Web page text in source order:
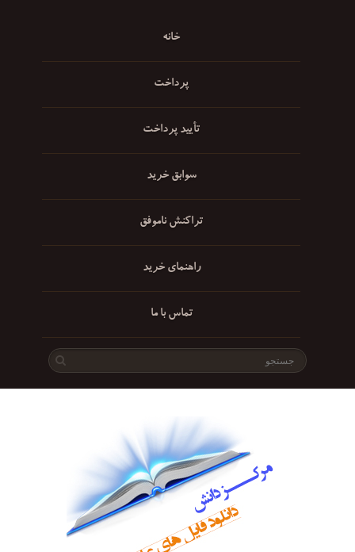
خانه
پرداخت
تأیید پرداخت
سوابق خرید
تراکنش ناموفق
راهنمای خرید
تماس با ما